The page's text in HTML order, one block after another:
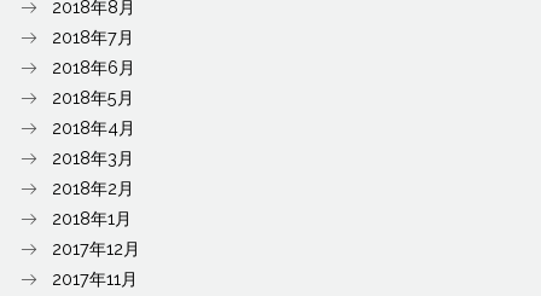
2018年8月
2018年7月
2018年6月
2018年5月
2018年4月
2018年3月
2018年2月
2018年1月
2017年12月
2017年11月